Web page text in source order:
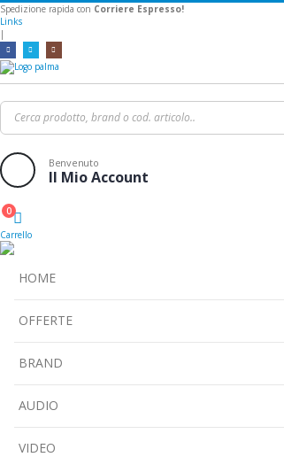
Spedizione rapida con Corriere Espresso!
Links
|
Benvenuto
Il Mio Account
Cart
0
Carrello
HOME
OFFERTE
BRAND
AUDIO
VIDEO